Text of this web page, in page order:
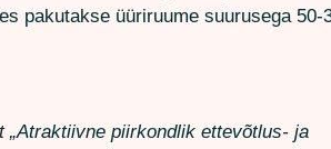
pakutakse üüriruume suurusega 50-
„Atraktiivne piirkondlik ettevõtlus- ja